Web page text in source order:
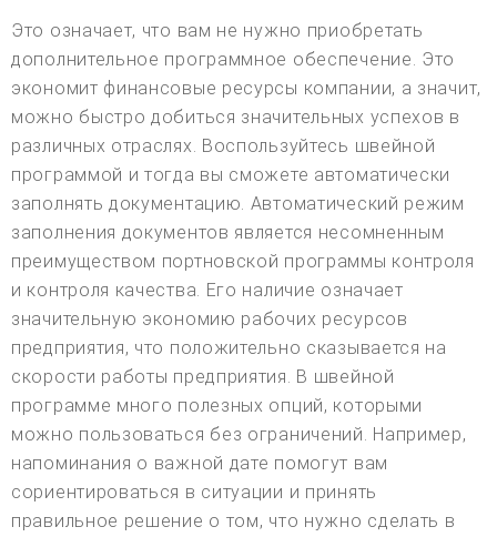
Это означает, что вам не нужно приобретать
дополнительное программное обеспечение. Это
экономит финансовые ресурсы компании, а значит,
можно быстро добиться значительных успехов в
различных отраслях. Воспользуйтесь швейной
программой и тогда вы сможете автоматически
заполнять документацию. Автоматический режим
заполнения документов является несомненным
преимуществом портновской программы контроля
и контроля качества. Его наличие означает
значительную экономию рабочих ресурсов
предприятия, что положительно сказывается на
скорости работы предприятия. В швейной
программе много полезных опций, которыми
можно пользоваться без ограничений. Например,
напоминания о важной дате помогут вам
сориентироваться в ситуации и принять
правильное решение о том, что нужно сделать в